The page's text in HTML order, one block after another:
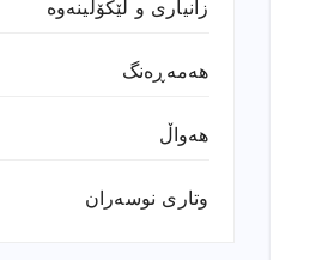
زانیارى و لێکۆڵینەوە
هەمەڕەنگ
هەواڵ
وتارى نوسەران